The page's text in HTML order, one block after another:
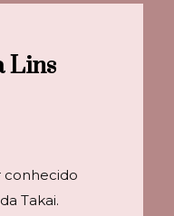
Lins
conhecido
Takai.